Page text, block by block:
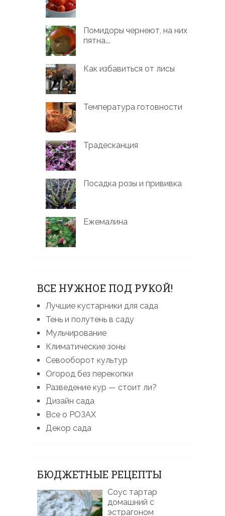
Помидоры чернеют, на них
пятна...
Как избавиться от лисы
Температура готовности
Традесканция
Посадка розы и прививка
Ежемалина
ВСЕ НУЖНОЕ ПОД РУКОЙ!
Лучшие кустарники для сада
Тень и полутень в саду
Мульчирование
Климатические зоны
Севооборот культур
Огород без перекопки
Разведение кур — стоит ли?
Дизайн сада
Все о РОЗАХ
Декор сада
БЮДЖЕТНЫЕ РЕЦЕПТЫ
Соус тартар
домашний с
эстрагоном